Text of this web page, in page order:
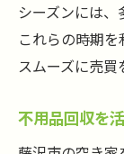
シーズンには、
これらの時期
スムーズに売買
不用品回収を